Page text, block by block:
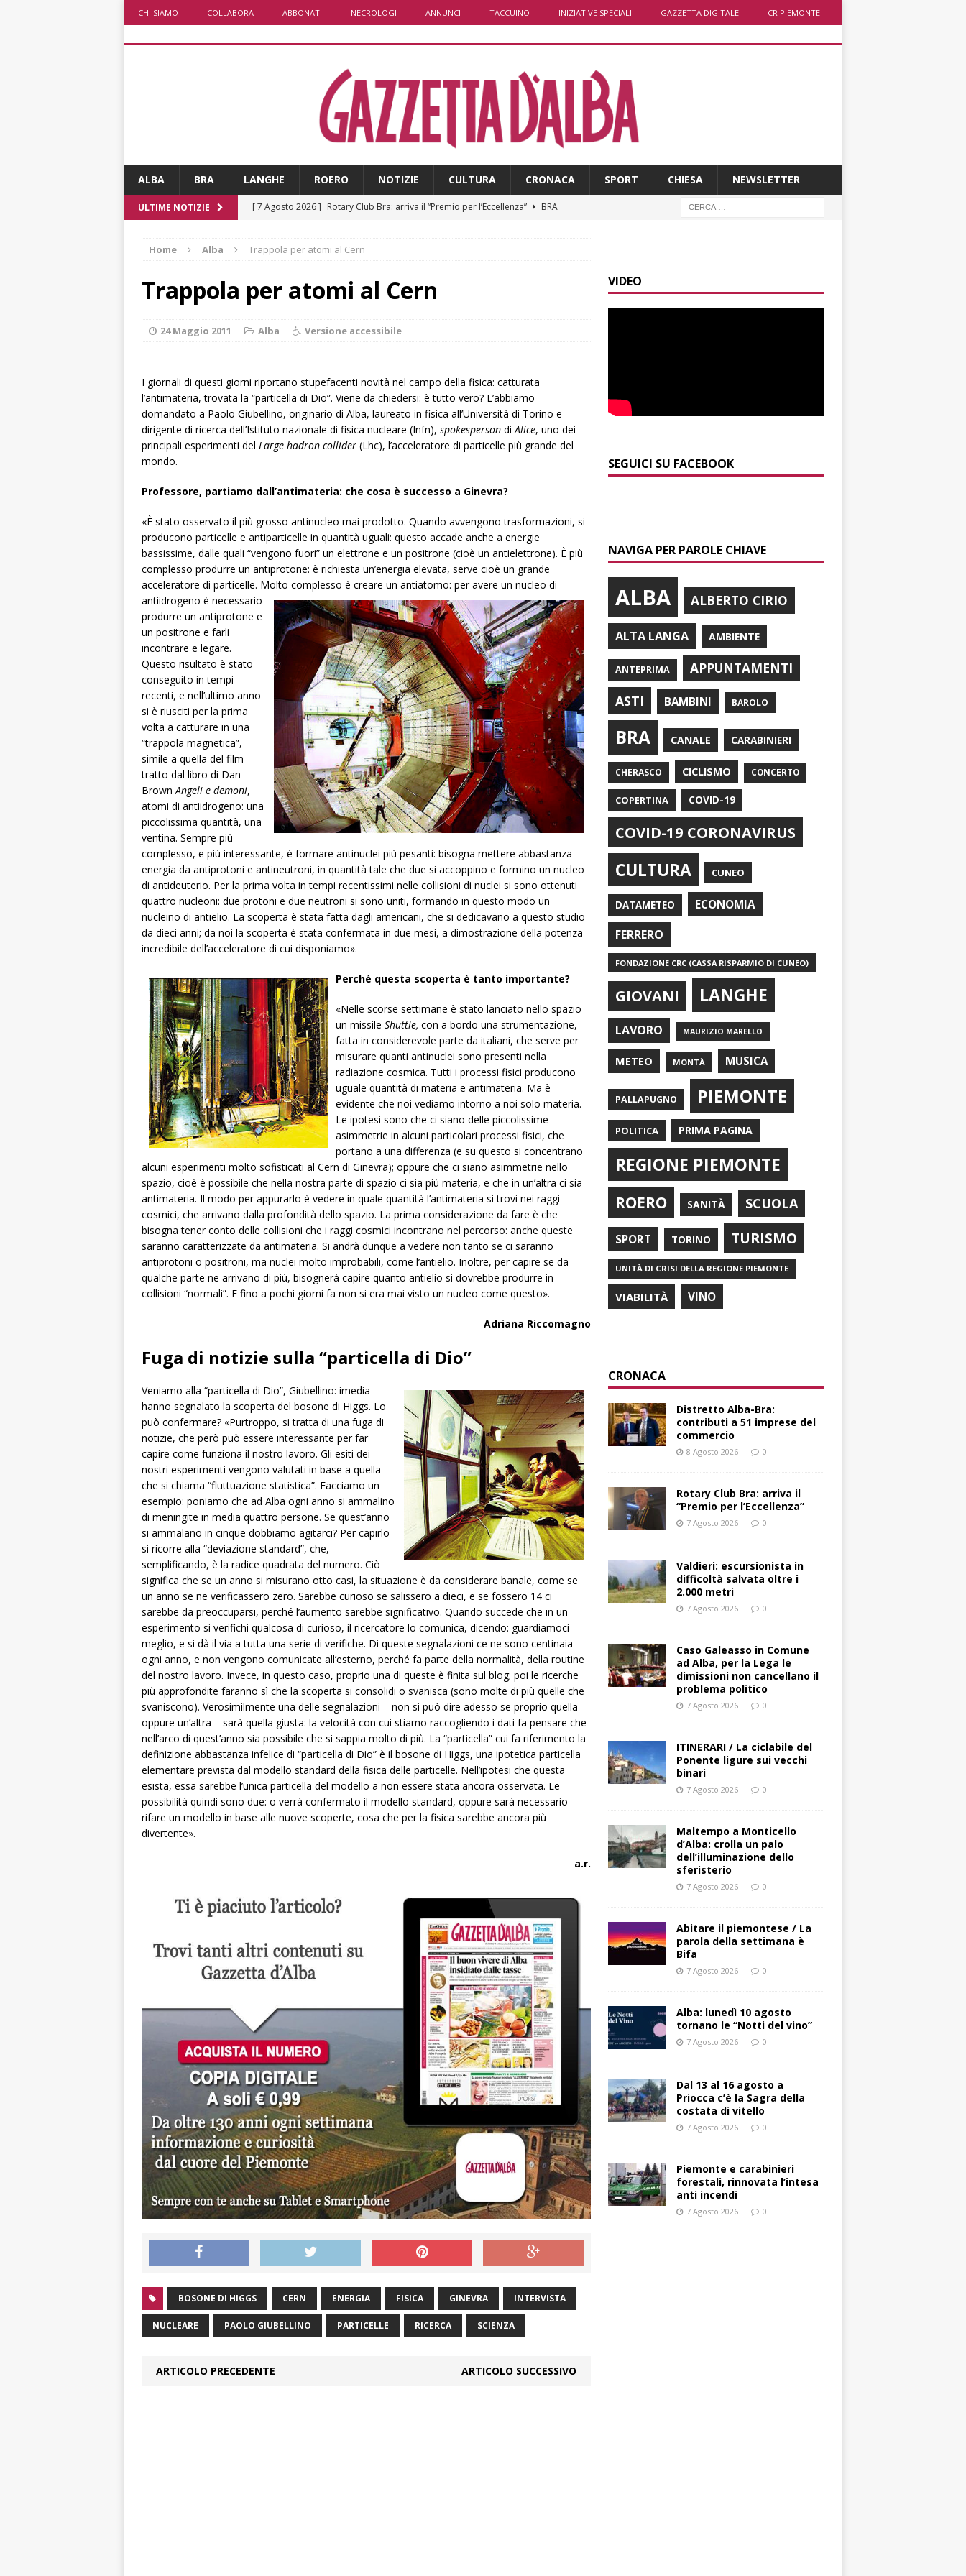
CHI SIAMO COLLABORA ABBONATI NECROLOGI ANNUNCI TACCUINO INIZIATIVE SPECIALI GAZZETTA DIGITALE CR PIEMONTE
ALBA BRA LANGHE ROERO NOTIZIE CULTURA CRONACA SPORT CHIESA NEWSLETTER
ULTIME NOTIZIE [ 7 Agosto 2026 ] Rotary Club Bra: arriva il “Premio per l’Eccellenza”
BRA
CRONACA
Caso Galeasso in Comune ad Alba, per la Lega le dimissioni
[ 7 Agosto 2026 ] ITINERARI / La ciclabile del Ponente ligure sui vecchi binari
[ 7 Agosto 2026 ] Maltempo a Monticello d’Alba: crolla un palo dell’illuminazione
dello sferisterio
PRIMO PIANO
[ 7 Agosto 2026 ] Abitare il piemontese / La parola della settimana è Bifa
CULTURA
ALBA
Home Alba Trappola per atomi al Cern
Trappola per atomi al Cern
24 Maggio 2011 Alba Versione accessibile
I giornali di questi giorni riportano stupefacenti novità nel campo della fisica: catturata
l’antimateria, trovata la “particella di Dio”. Viene da chiedersi: è tutto vero? L’abbiamo
domandato a Paolo Giubellino, originario di Alba, laureato in fisica all’Università di Torino e
dirigente di ricerca dell’Istituto nazionale di fisica nucleare (Infn), spokesperson diAlice, uno dei
principali esperimenti del Large hadron collider (Lhc), l’acceleratore di particelle più grande del
mondo.
Professore, partiamo dall’antimateria: che cosa è successo a Ginevra?
«È stato osservato il più grosso antinucleo mai prodotto. Quando avvengono trasformazioni, si
producono particelle e antiparticelle in quantità uguali: questo accade anche a energie
bassissime, dalle quali “vengono fuori” un elettrone e un positrone (cioè un antielettrone). È più
complesso produrre un antiprotone: è richiesta un’energia elevata, serve cioè un grande
acceleratore di particelle. Molto complesso è creare un antiatomo: per avere un nucleo di
antiidrogeno è necessario
produrre un antiprotone e
un positrone e farli
incontrare e legare.
Questo risultato è stato
conseguito in tempi
recenti, e nell’ultimo anno
si è riusciti per la prima
volta a catturare in una
“trappola magnetica”,
simile a quella del film
tratto dal libro di Dan
BrownAngeli e demoni,
atomi di antiidrogeno: una
piccolissima quantità, una
ventina. Sempre più
complesso, e più interessante, è formare antinuclei più pesanti: bisogna mettere abbastanza
energia da antiprotoni e antineutroni, in quantità tale che due si accoppino e formino un nucleo
di antideuterio. Per la prima volta in tempi recentissimi nelle collisioni di nuclei si sono ottenuti
quattro nucleoni: due protoni e due neutroni si sono uniti, formando in questo modo un
nucleino di antielio. La scoperta è stata fatta dagli americani, che si dedicavano a questo studio
da dieci anni; da noi la scoperta è stata confermata in due mesi, a dimostrazione della potenza
incredibile dell’acceleratore di cui disponiamo».
Perché questa scoperta è tanto importante?
«Nelle scorse settimane è stato lanciato nello spazio
un missile Shuttle, con a bordo una strumentazione,
fatta in considerevole parte da italiani, che serve per
misurare quanti antinuclei sono presenti nella
radiazione cosmica. Tutti i processi fisici producono
uguale quantità di materia e antimateria. Ma è
evidente che noi vediamo intorno a noi solo materia.
Le ipotesi sono che ci siano delle piccolissime
asimmetrie in alcuni particolari processi fisici, che
portano a una differenza (e su questo si concentrano
alcuni esperimenti molto sofisticati al Cern di Ginevra); oppure che ci siano asimmetrie nello
spazio, cioè è possibile che nella nostra parte di spazio ci sia più materia, e che in un’altra ci sia
antimateria. Il modo per appurarlo è vedere in quale quantità l’antimateria si trovi nei raggi
cosmici, che arrivano dalla profondità dello spazio. La prima considerazione da fare è che
bisogna tener conto delle collisioni che i raggi cosmici incontrano nel percorso: anche queste
saranno caratterizzate da antimateria. Si andrà dunque a vedere non tanto se ci saranno
antiprotoni o positroni, ma nuclei molto improbabili, come l’antielio. Inoltre, per capire se da
qualche parte ne arrivano di più, bisognerà capire quanto antielio si dovrebbe produrre in
collisioni “normali”. E fino a pochi giorni fa non si era mai visto un nucleo come questo».
Adriana Riccomagno
Fuga di notizie sulla “particella di Dio”
Veniamo alla “particella di Dio”, Giubellino: imedia
hanno segnalato la scoperta del bosone di Higgs. Lo
può confermare? «Purtroppo, si tratta di una fuga di
notizie, che però può essere interessante per far
capire come funziona il nostro lavoro. Gli esiti dei
nostri esperimenti vengono valutati in base a quella
che si chiama “fluttuazione statistica”. Facciamo un
esempio: poniamo che ad Alba ogni anno si ammalino
di meningite in media quattro persone. Se quest’anno
si ammalano in cinque dobbiamo agitarci? Per capirlo
si ricorre alla “deviazione standard”, che,
semplificando, è la radice quadrata del numero. Ciò
significa che se un anno si misurano otto casi, la situazione è da considerare banale, come se
un anno se ne verificassero zero. Sarebbe curioso se salissero a dieci, e se fossero 14 ci
sarebbe da preoccuparsi, perché l’aumento sarebbe significativo. Quando succede che in un
esperimento si verifichi qualcosa di curioso, il ricercatore lo comunica, dicendo: guardiamoci
meglio, e si dà il via a tutta una serie di verifiche. Di queste segnalazioni ce ne sono centinaia
ogni anno, e non vengono comunicate all’esterno, perché fa parte della normalità, della routine
del nostro lavoro. Invece, in questo caso, proprio una di queste è finita sul blog; poi le ricerche
più approfondite faranno sì che la scoperta si consolidi o svanisca (sono molte di più quelle che
svaniscono). Verosimilmente una delle segnalazioni – non si può dire adesso se proprio quella
oppure un’altra – sarà quella giusta: la velocità con cui stiamo raccogliendo i dati fa pensare che
nell’arco di quest’anno sia possibile che si sappia molto di più. La “particella” cui fa riferimento la
definizione abbastanza infelice di “particella di Dio” è il bosone di Higgs, una ipotetica particella
elementare prevista dal modello standard della fisica delle particelle. Nell’ipotesi che questa
esista, essa sarebbe l’unica particella del modello a non essere stata ancora osservata. Le
possibilità quindi sono due: o verrà confermato il modello standard, oppure sarà necessario
rifare un modello in base alle nuove scoperte, cosa che per la fisica sarebbe ancora più
divertente».
a.r.
BOSONE DI HIGGS CERN ENERGIA FISICA GINEVRA INTERVISTA
NUCLEARE PAOLO GIUBELLINO PARTICELLE RICERCA SCIENZA
ARTICOLO PRECEDENTE ARTICOLO SUCCESSIVO
VIDEO
SEGUICI SU FACEBOOK
NAVIGA PER PAROLE CHIAVE
ALBA ALBERTO CIRIO
ALTA LANGA AMBIENTE
ANTEPRIMA
APPUNTAMENTI
ASTI
BAMBINI BAROLO
BRA CANALE CARABINIERI
CHERASCO CICLISMO CONCERTO
COPERTINA COVID-19
COVID-19 CORONAVIRUS
CULTURA CUNEO
DATAMETEO ECONOMIA
FERRERO
FONDAZIONE CRC (CASSA RISPARMIO DI CUNEO)
GIOVANI LANGHE
LAVORO MAURIZIO MARELLO
METEO MONTÀ MUSICA
PALLAPUGNO PIEMONTE
POLITICA PRIMA PAGINA
REGIONE PIEMONTE
ROERO SANITÀ SCUOLA
SPORT TORINO TURISMO
UNITÀ DI CRISI DELLA REGIONE PIEMONTE
VIABILITÀ VINO
CRONACA
Distretto Alba-Bra:
contributi a 51 imprese del
commercio
8 Agosto 2026 0
Rotary Club Bra: arriva il
“Premio per l’Eccellenza”
7 Agosto 2026 0
Valdieri: escursionista in
difficoltà salvata oltre i
2.000 metri
7 Agosto 2026 0
Caso Galeasso in Comune
ad Alba, per la Lega le
dimissioni non cancellano il
problema politico
7 Agosto 2026 0
ITINERARI / La ciclabile del
Ponente ligure sui vecchi
binari
7 Agosto 2026 0
Maltempo a Monticello
d’Alba: crolla un palo
dell’illuminazione dello
sferisterio
7 Agosto 2026 0
Abitare il piemontese / La
parola della settimana è
Bifa
7 Agosto 2026 0
Alba: lunedì 10 agosto
tornano le “Notti del vino”
7 Agosto 2026 0
Dal 13 al 16 agosto a
Priocca c’è la Sagra della
costata di vitello
7 Agosto 2026 0
Piemonte e carabinieri
forestali, rinnovata l’intesa
anti incendi
7 Agosto 2026 0